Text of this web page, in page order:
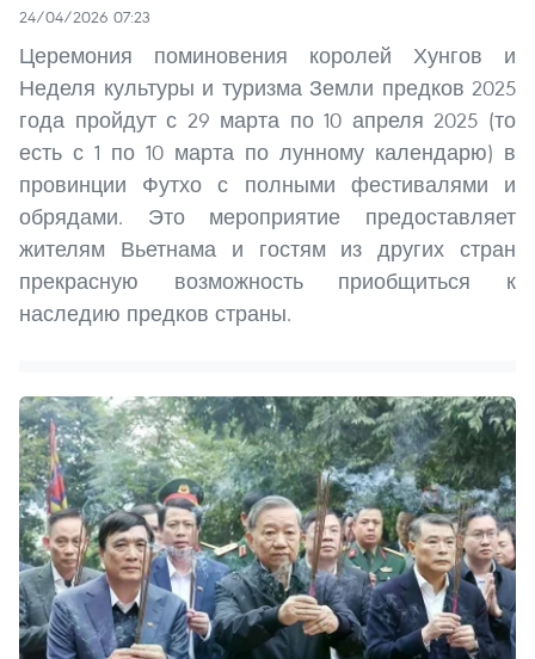
24/04/2026 07:23
Церемония поминовения королей Хунгов и
Неделя культуры и туризма Земли предков 2025
года пройдут с 29 марта по 10 апреля 2025 (то
есть с 1 по 10 марта по лунному календарю) в
провинции Футхо с полными фестивалями и
обрядами. Это мероприятие предоставляет
жителям Вьетнама и гостям из других стран
прекрасную возможность приобщиться к
наследию предков страны.